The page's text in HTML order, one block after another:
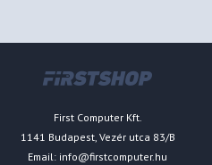
First Computer Kft.
1141 Budapest, Vezér utca 83/B
Email: info@firstcomputer.hu